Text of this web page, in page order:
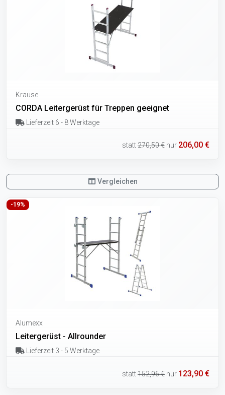
Krause
CORDA Leitergerüst für Treppen geeignet
Lieferzeit 6 - 8 Werktage
statt270,50 € nur 206,00 €
Vergleichen
-19%
Alumexx
Leitergerüst - Allrounder
Lieferzeit 3 - 5 Werktage
statt152,96 € nur 123,90 €